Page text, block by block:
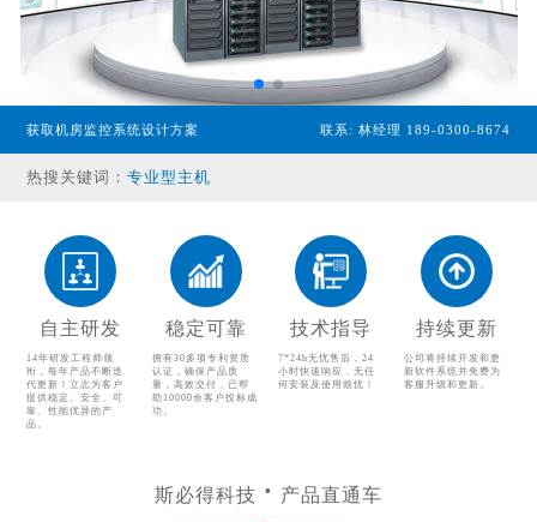
获取机房监控系统设计方案 联系: 林经理 189-0300-8674
热搜关键词：专业型主机
温湿度传感器
配电监控设备
气体监控设备
其他配件产品
自主研发
14年研发工程师领
衔，每年产品不断迭
代更新！立志为客户
提供稳定、安全、可
靠、性能优异的产
品。
稳定可靠
拥有30多项专利资质
认证，确保产品质
量，高效交付，已帮
助10000余客户投标成
功。
技术指导
7*24h无忧售后，24
小时快速响应，无任
何安装及使用烦忧！
持续更新
公司将持续开发和更
新软件系统并免费为
客服升级和更新。
斯必得科技 产品直通车